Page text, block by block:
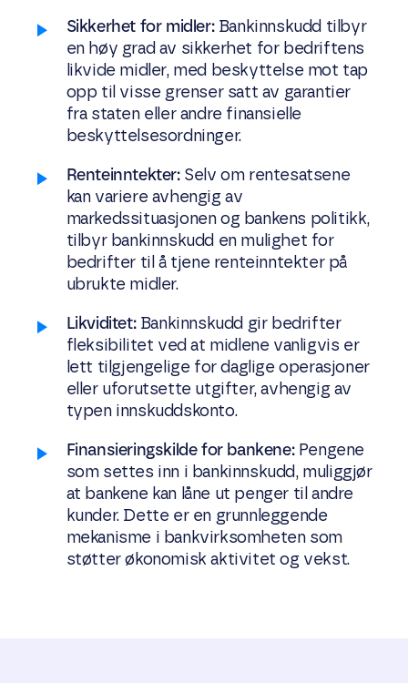
Sikkerhet for midler:Bankinnskudd tilbyr
en høy grad av sikkerhet for bedriftens
likvide midler, med beskyttelse mot tap
opp til visse grenser satt av garantier
fra staten eller andre finansielle
beskyttelsesordninger.
Renteinntekter:Selv om rentesatsene
kan variere avhengig av
markedssituasjonen og bankens politikk,
tilbyr bankinnskudd en mulighet for
bedrifter til å tjene renteinntekter på
ubrukte midler.
Likviditet:Bankinnskudd gir bedrifter
fleksibilitet ved at midlene vanligvis er
lett tilgjengelige for daglige operasjoner
eller uforutsette utgifter, avhengig av
typen innskuddskonto.
Finansieringskilde for bankene:Pengene
som settes inn i bankinnskudd, muliggjør
at bankene kan låne ut penger til andre
kunder. Dette er en grunnleggende
mekanisme i bankvirksomheten som
støtter økonomisk aktivitet og vekst.